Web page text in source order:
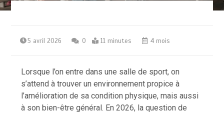
5 avril 2026 0 11 minutes 4 mois
Lorsque l’on entre dans une salle de sport, on
s’attend à trouver un environnement propice à
l’amélioration de sa condition physique, mais aussi
à son bien-être général. En 2026, la question de